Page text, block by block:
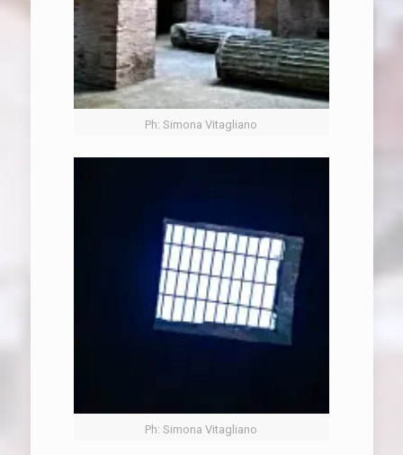
Ph: Simona Vitagliano
Ph: Simona Vitagliano